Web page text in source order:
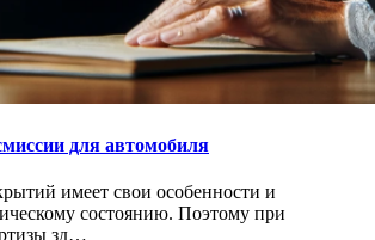
для автомобиля
имеет свои особенности и
состоянию. Поэтому при
зд…